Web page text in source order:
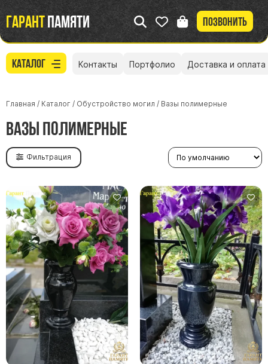
Гарантпамяти Позвонить
Каталог
Участникам СВО
Памятники из гранита
Памятники из мрамора
Элитные памятники
Резные памятники
Мемориальные комплексы
Контакты Портфолио Доставка и оплата
Главная / Каталог / Обустройство могил / Вазы полимерные
Вазы полимерные
Фильтрация